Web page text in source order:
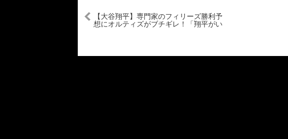
【大谷翔平】専門家のフィリーズ勝利予
想にオルティズがブチギレ！「翔平がい